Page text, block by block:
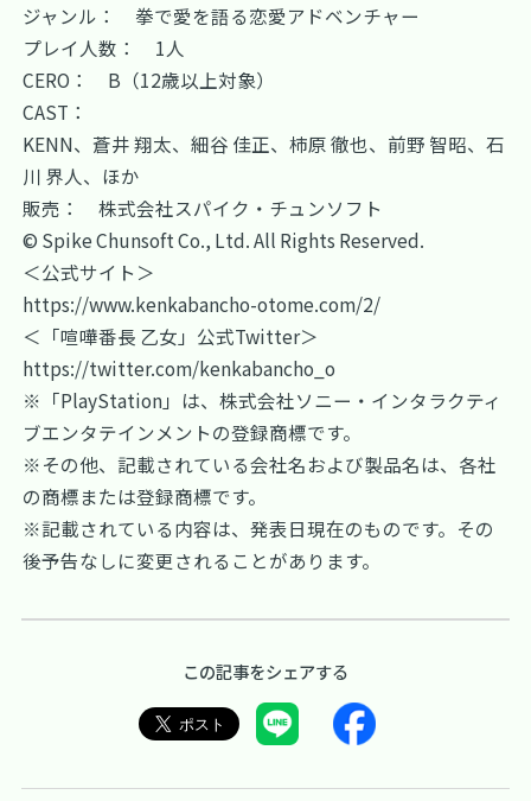
ジャンル： 拳で愛を語る恋愛アドベンチャー
プレイ人数： 1人
CERO： B（12歳以上対象）
CAST：
KENN、蒼井 翔太、細谷 佳正、柿原 徹也、前野 智昭、石
川 界人、ほか
販売： 株式会社スパイク・チュンソフト
© Spike Chunsoft Co., Ltd. All Rights Reserved.
＜公式サイト＞
https://www.kenkabancho-otome.com/2/
＜「喧嘩番長 乙女」公式Twitter＞
https://twitter.com/kenkabancho_o
※「PlayStation」は、株式会社ソニー・インタラクティ
ブエンタテインメントの登録商標です。
※その他、記載されている会社名および製品名は、各社
の商標または登録商標です。
※記載されている内容は、発表日現在のものです。その
後予告なしに変更されることがあります。
この記事をシェアする